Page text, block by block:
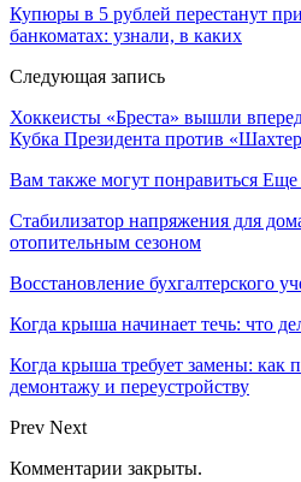
Купюры в 5 рублей перестанут
банкоматах: узнали, в каких
Следующая запись
Хоккеисты «Бреста» вышли
Кубка Президента против
Вам также могут понравиться Еще
Стабилизатор напряжения для
отопительным сезоном
Восстановление бухгалтерского
Когда крыша начинает течь: что
Когда крыша требует замены: как
демонтажу и переустройству
Prev Next
Комментарии закрыты.